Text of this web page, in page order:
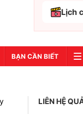
Cao
Cà Mau
Cần Thơ
Điện
Đà Lạt
Lịch
BẠN CẦN BIẾT
LIÊN HỆ